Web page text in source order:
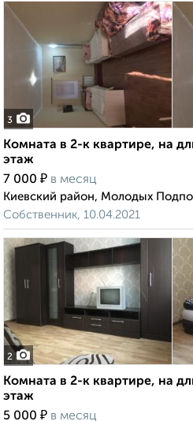
3
Комната в 2-к квартире, на
этаж
7 000 ₽ в месяц
Киевский район, Молодых
Собственник, 10.04.2021
2
Комната в 2-к квартире, на
этаж
5 000 ₽ в месяц